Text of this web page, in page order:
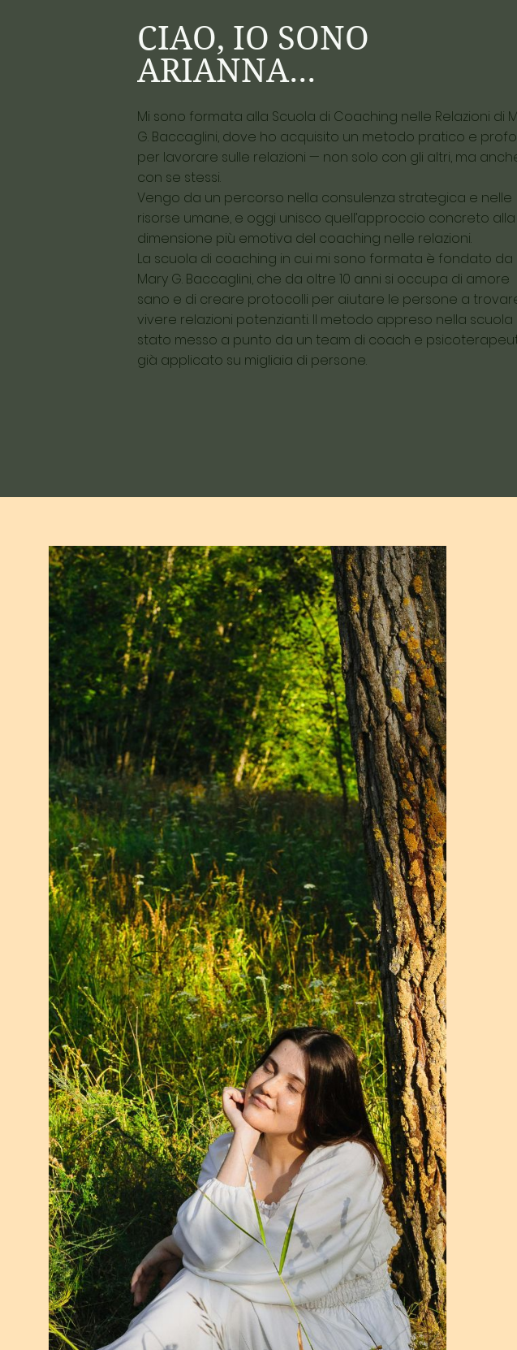
CIAO, IO SONO
ARIANNA...
Mi sono formata alla Scuola di Coaching nelle Relazioni di
G. Baccaglini, dove ho acquisito un metodo pratico e
per lavorare sulle relazioni — non solo con gli altri, ma
con se stessi.
Vengo da un percorso nella consulenza strategica e nelle
risorse umane, e oggi unisco quell’approccio concreto alla
dimensione più emotiva del coaching nelle relazioni.
La scuola di coaching in cui mi sono formata è fondato da
Mary G. Baccaglini, che da oltre 10 anni si occupa di amore
sano e di creare protocolli per aiutare le persone a
vivere relazioni potenzianti. Il metodo appreso nella scuola
stato messo a punto da un team di coach e
già applicato su migliaia di persone.